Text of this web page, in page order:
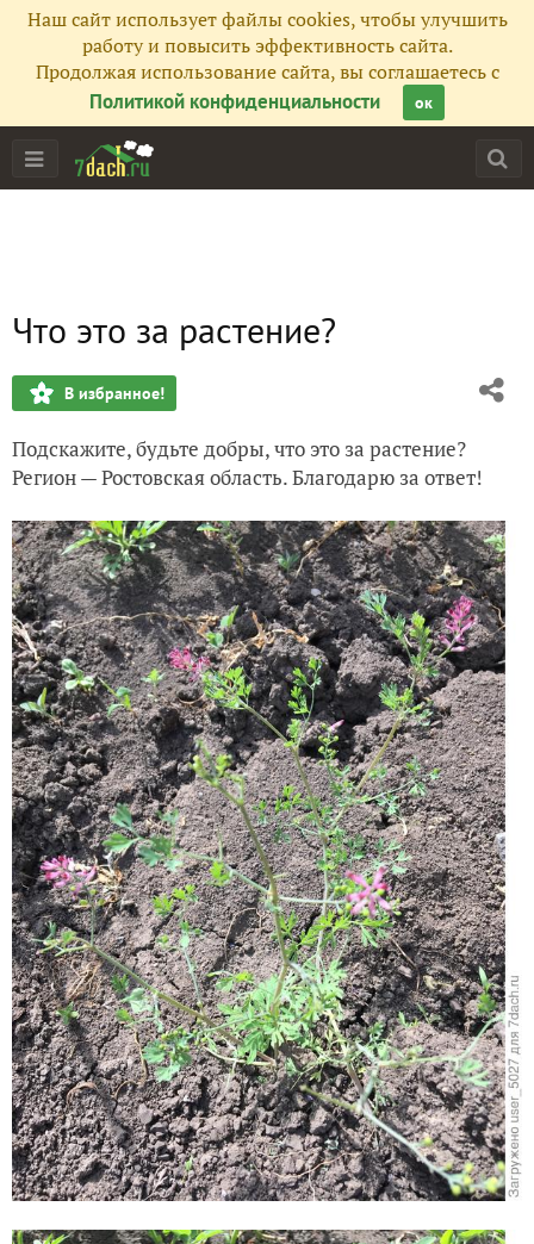
Наш сайт использует файлы cookies, чтобы улучшить
работу и повысить эффективность сайта.
Продолжая использование сайта, вы соглашаетесь с
Политикой конфиденциальности
ок
Что это за растение?
В избранное!
Подскажите, будьте добры, что это за растение?
Регион — Ростовская область. Благодарю за ответ!